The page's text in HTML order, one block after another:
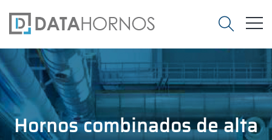
Hornos combinados de alta